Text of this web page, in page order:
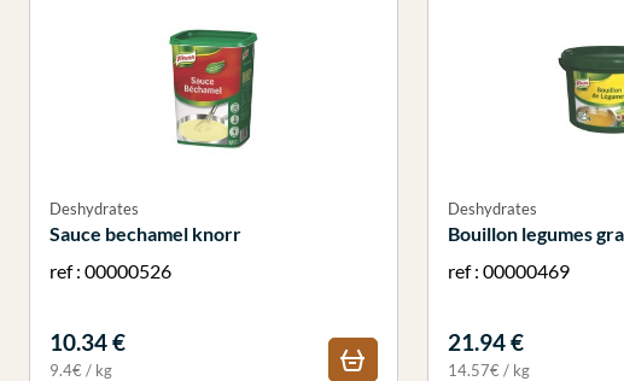
Deshydrates
Sauce bechamel knorr
ref : 00000526
10.34 €
9.4€ / kg
Deshydrates
Bouillon legumes
ref : 00000469
21.94 €
14.57€ / kg